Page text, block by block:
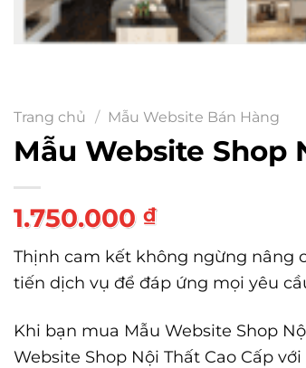
Trang chủ / Mẫu Website Bán Hàng
Mẫu Website Shop
1.750.000 ₫
Thịnh cam kết không ngừng nâng
tiến dịch vụ để đáp ứng mọi yêu
Khi bạn mua Mẫu Website Shop
Website Shop Nội Thất Cao Cấp